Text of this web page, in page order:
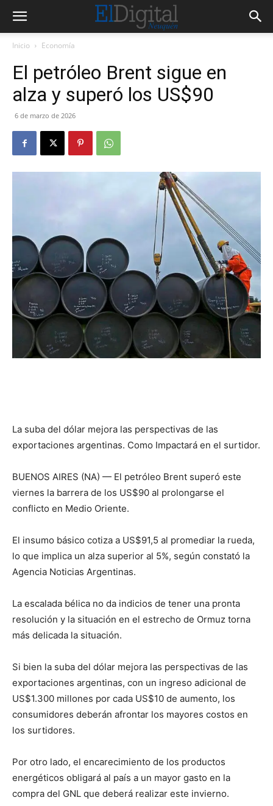
Inicio Economía
El petróleo Brent sigue en
alza y superó los US$90
6 de marzo de 2026
La suba del dólar mejora las perspectivas de las
exportaciones argentinas. Como Impactará en el surtidor.
BUENOS AIRES (NA) — El petróleo Brent superó este
viernes la barrera de los US$90 al prolongarse el
conflicto en Medio Oriente.
El insumo básico cotiza a US$91,5 al promediar la rueda,
lo que implica un alza superior al 5%, según constató la
Agencia Noticias Argentinas.
La escalada bélica no da indicios de tener una pronta
resolución y la situación en el estrecho de Ormuz torna
más delicada la situación.
Si bien la suba del dólar mejora las perspectivas de las
exportaciones argentinas, con un ingreso adicional de
US$1.300 millones por cada US$10 de aumento, los
consumidores deberán afrontar los mayores costos en
los surtidores.
Por otro lado, el encarecimiento de los productos
energéticos obligará al país a un mayor gasto en la
compra del GNL que deberá realizar este invierno.